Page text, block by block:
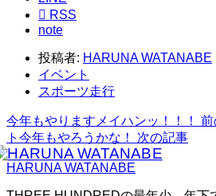
 RSS
note
投稿者: HARUNA WATANABE
イベント
スポーツ走行
今年もやりますメイハンッ！！！ 前
ト今年もやろうかな！
次の記事
HARUNA WATANABE